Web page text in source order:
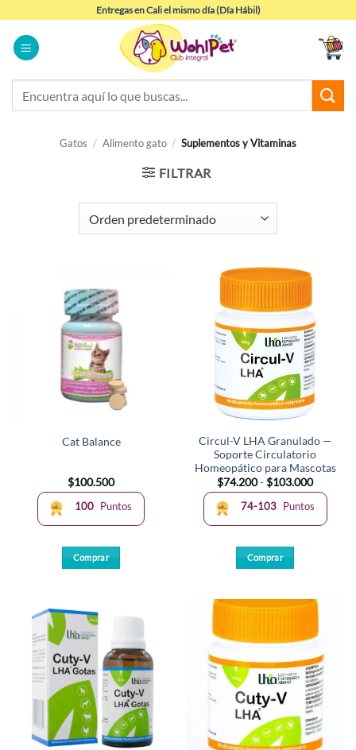
contenido
Entregas en Cali el mismo día (Día Hábil)
Gatos / Alimento gato / Suplementos y Vitaminas
FILTRAR
Cat Balance
$100.500
100 Puntos
Comprar
Circul-V LHA Granulado —
Soporte Circulatorio
Homeopático para Mascotas
$74.200-$103.000Rango
de
precios:
desde
$74.200
74-103 Puntos
Comprar
tiene
variantes.
Las
opciones
se
pueden
elegir
en